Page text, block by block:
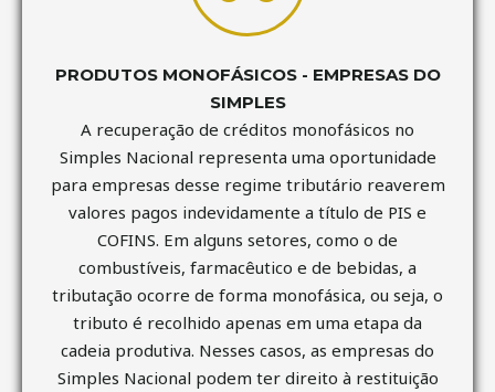
PRODUTOS MONOFÁSICOS - EMPRESAS DO
SIMPLES
A recuperação de créditos monofásicos no
Simples Nacional representa uma oportunidade
para empresas desse regime tributário reaverem
valores pagos indevidamente a título de PIS e
COFINS. Em alguns setores, como o de
combustíveis, farmacêutico e de bebidas, a
tributação ocorre de forma monofásica, ou seja, o
tributo é recolhido apenas em uma etapa da
cadeia produtiva. Nesses casos, as empresas do
Simples Nacional podem ter direito à restituição